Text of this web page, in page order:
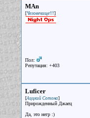
MAn
[Человечище!!!]
Пол:
Репутация: +403
Luficer
[Аццкий Сотона]
Прирожденный Джаец
Да, это негр :)